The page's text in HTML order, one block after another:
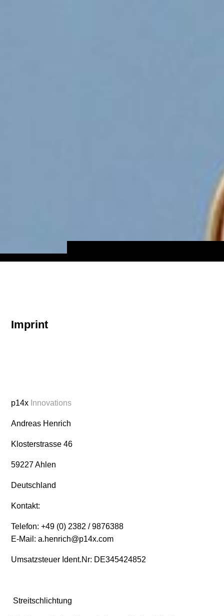
Imprint
p14x Innovations
Andreas Henrich
Klosterstrasse 46
59227 Ahlen
Deutschland
Kontakt:
Telefon: +49 (0) 2382 / 9876388
E-Mail: a.henrich@p14x.com
Umsatzsteuer Ident.Nr: DE345424852
Streitschlichtung